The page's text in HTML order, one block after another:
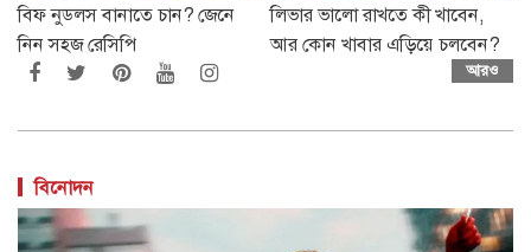
বিফ নুডলস বানাতে চান? জেনে
নিন সহজ রেসিপি
লিভার ভালো রাখতে কী খাবেন,
আর কোন খাবার এড়িয়ে চলবেন?
আরও
বিনোদন